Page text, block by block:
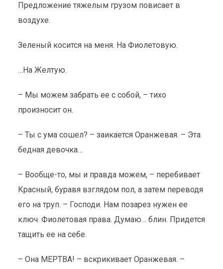
Предложение тяжелым грузом повисает в
воздухе.
Зеленый косится на меня. На Фиолетовую.
…На Желтую.
– Мы можем забрать ее с собой, – тихо
произносит он.
– Ты с ума сошел? – заикается Оранжевая. – Эта
бедная девочка…
– Вообще-то, мы и правда можем, – перебивает
Красный, буравя взглядом пол, а затем переводя
его на труп. – Господи. Нам позарез нужен ее
ключ. Фиолетовая права. Думаю… блин. Придется
тащить ее на себе.
– Она МЕРТВА! – вскрикивает Оранжевая. –